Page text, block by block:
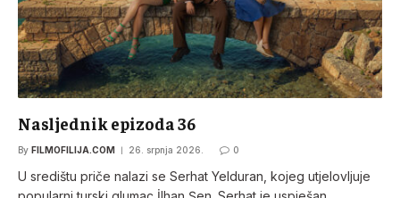
Nasljednik epizoda 36
By FILMOFILIJA.COM 26. srpnja 2026. 0
U središtu priče nalazi se Serhat Yelduran, kojeg utjelovljuje